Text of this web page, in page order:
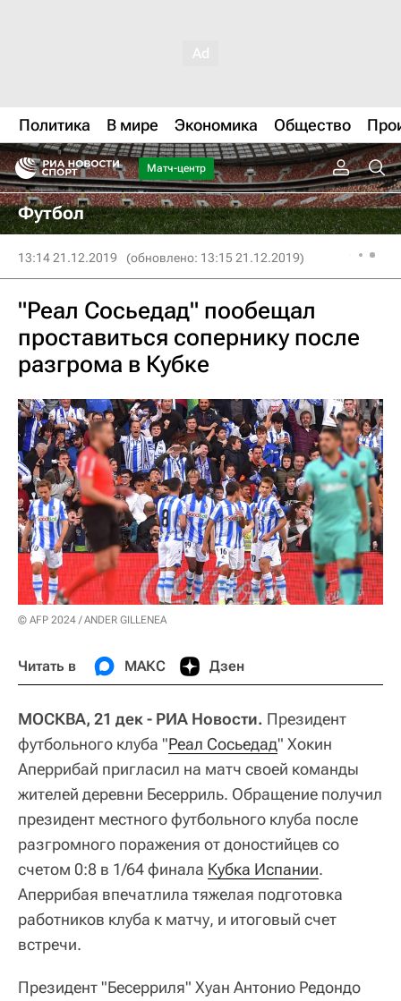
Политика В мире Экономика Общество
Матч-центр
Футбол
13:14 21.12.2019 (обновлено: 13:15 21.12.2019)
"Реал Сосьедад" пообещал
проставиться сопернику после
разгрома в Кубке
© AFP 2024 / ANDER GILLENEA
Читать в МАКС Дзен
МОСКВА, 21 дек - РИА Новости. Президент
футбольного клуба "Реал Сосьедад" Хокин
Аперрибай пригласил на матч своей команды
жителей деревни Бесерриль. Обращение получил
президент местного футбольного клуба после
разгромного поражения от доностийцев со
счетом 0:8 в 1/64 финала Кубка Испании.
Аперрибая впечатлила тяжелая подготовка
работников клуба к матчу, и итоговый счет
встречи.
Президент "Бесерриля" Хуан Антонио Редондо